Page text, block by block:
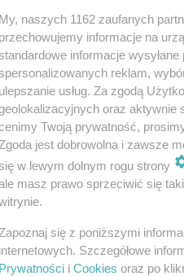
Ranking
by zadbać o
My, naszych 1162 zaufanych
przechowujemy informacje na
standardowe informacje
spersonalizowanych reklam,
ulepszanie usług. Za zgodą
oraz aktywnie
Twoją prywatność,
Zgoda jest dobrowolna i zawsze
się w lewym dolnym rogu strony
masz prawo sprzeciwić się
Zapoznaj się z poniższymi
internetowych. Szczegółowe
Prywatności i Cookies oraz po